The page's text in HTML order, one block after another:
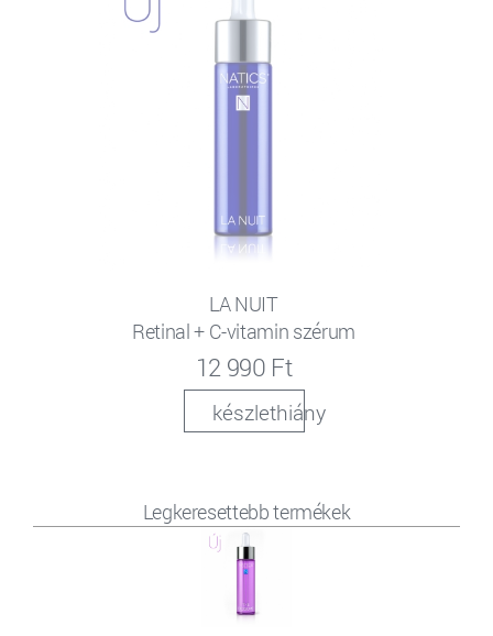
LA NUIT
Retinal + C-vitamin szérum
12 990 Ft
készlethiány
Legkeresettebb termékek